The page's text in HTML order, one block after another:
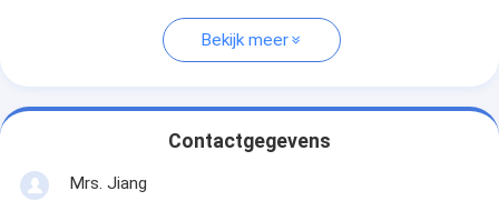
Bekijk meer
Contactgegevens
Mrs. Jiang